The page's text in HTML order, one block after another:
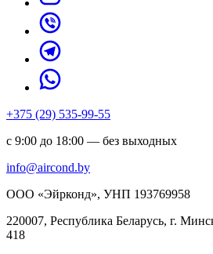
+375 (29) 535-99-55
с 9:00 до 18:00 — без выходных
info@aircond.by
ООО «Эйрконд», УНП 193769958
220007, Республика Беларусь, г.
418